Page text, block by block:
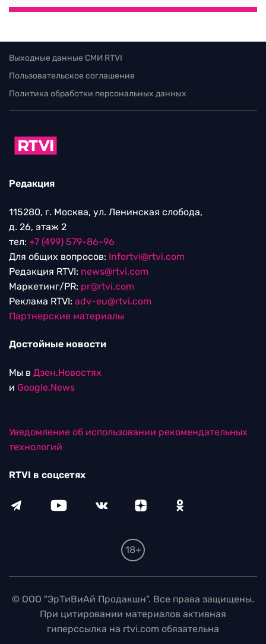
Выходные данные СМИ RTVI
Пользовательское соглашение
Политика обработки персональных данных
Редакция
115280, г. Москва, ул. Ленинская слобода,
д. 26, этаж 2
тел: +7 (499) 579-86-96
Для общих вопросов: Infortvi@rtvi.com
Редакция RTVI: news@rtvi.com
Маркетинг/PR: pr@rtvi.com
Реклама RTVI: adv-eu@rtvi.com
Партнерские материалы
Достойные новости
Мы в Дзен.Новостях
и Google.News
Уведомление об использовании рекомендательных
технологий
RTVI в соцсетях
18+
© ООО "ЭрТиВиАй Продакшн". Все права защищены.
При цитировании материалов активная
гиперссылка на rtvi.com обязательна